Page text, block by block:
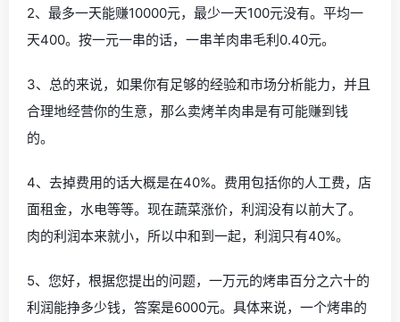
2、最多一天能赚10000元，最少一天100元没有。平均一
天400。按一元一串的话，一串羊肉串毛利0.40元。
3、总的来说，如果你有足够的经验和市场分析能力，并且
合理地经营你的生意，那么卖烤羊肉串是有可能赚到钱
的。
4、去掉费用的话大概是在40%。费用包括你的人工费，店
面租金，水电等等。现在蔬菜涨价，利润没有以前大了。
肉的利润本来就小，所以中和到一起，利润只有40%。
5、您好，根据您提出的问题，一万元的烤串百分之六十的
利润能挣多少钱，答案是6000元。具体来说，一个烤串的